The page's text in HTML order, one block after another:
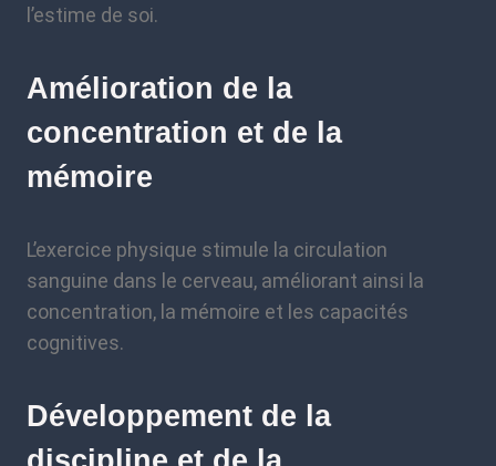
l’estime de soi.
Amélioration de la
concentration et de la
mémoire
L’exercice physique stimule la circulation
sanguine dans le cerveau, améliorant ainsi la
concentration, la mémoire et les capacités
cognitives.
Développement de la